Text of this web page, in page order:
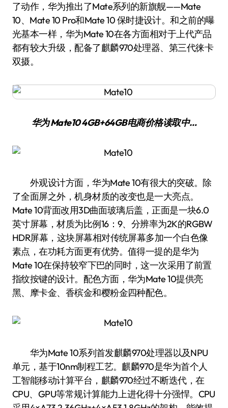
了动作，华为推出了Mate系列的新旗舰——Mate
10、Mate 10 Pro和Mate 10 保时捷设计。和之前的曝
光基本一样，华为Mate 10在各方面相对于上代产品
都有较大升级，配备了麒麟970处理器、第三代徕卡
双摄。
华为 Mate10 4GB+64GB电商价格读取中…
外观设计方面，华为Mate 10有很大的突破。除
了全面屏之外，机身材质的改变也是一大亮点。
Mate 10背面改用3D曲面玻璃后盖，正面是一块6.0
英寸屏幕，材质为比例16：9、分辨率为2K的RGBW
HDR屏幕，这块屏幕相对传统屏幕多加一个白色像
素点，在功耗方面更有优势。值得一提的是华为
Mate 10在保持较窄下巴的同时，这一次采用了前置
指纹按键的设计。配色方面，华为Mate 10提供亮
黑、摩卡金、香槟金和樱粉金四种配色。
华为Mate 10系列首发麒麟970处理器以及NPU
单元，基于10nm制程工艺。麒麟970是华为首个人
工智能移动计算平台，麒麟970经过不断迭代，在
CPU、GPU等常规计算能力上进化得十分强悍。CPU